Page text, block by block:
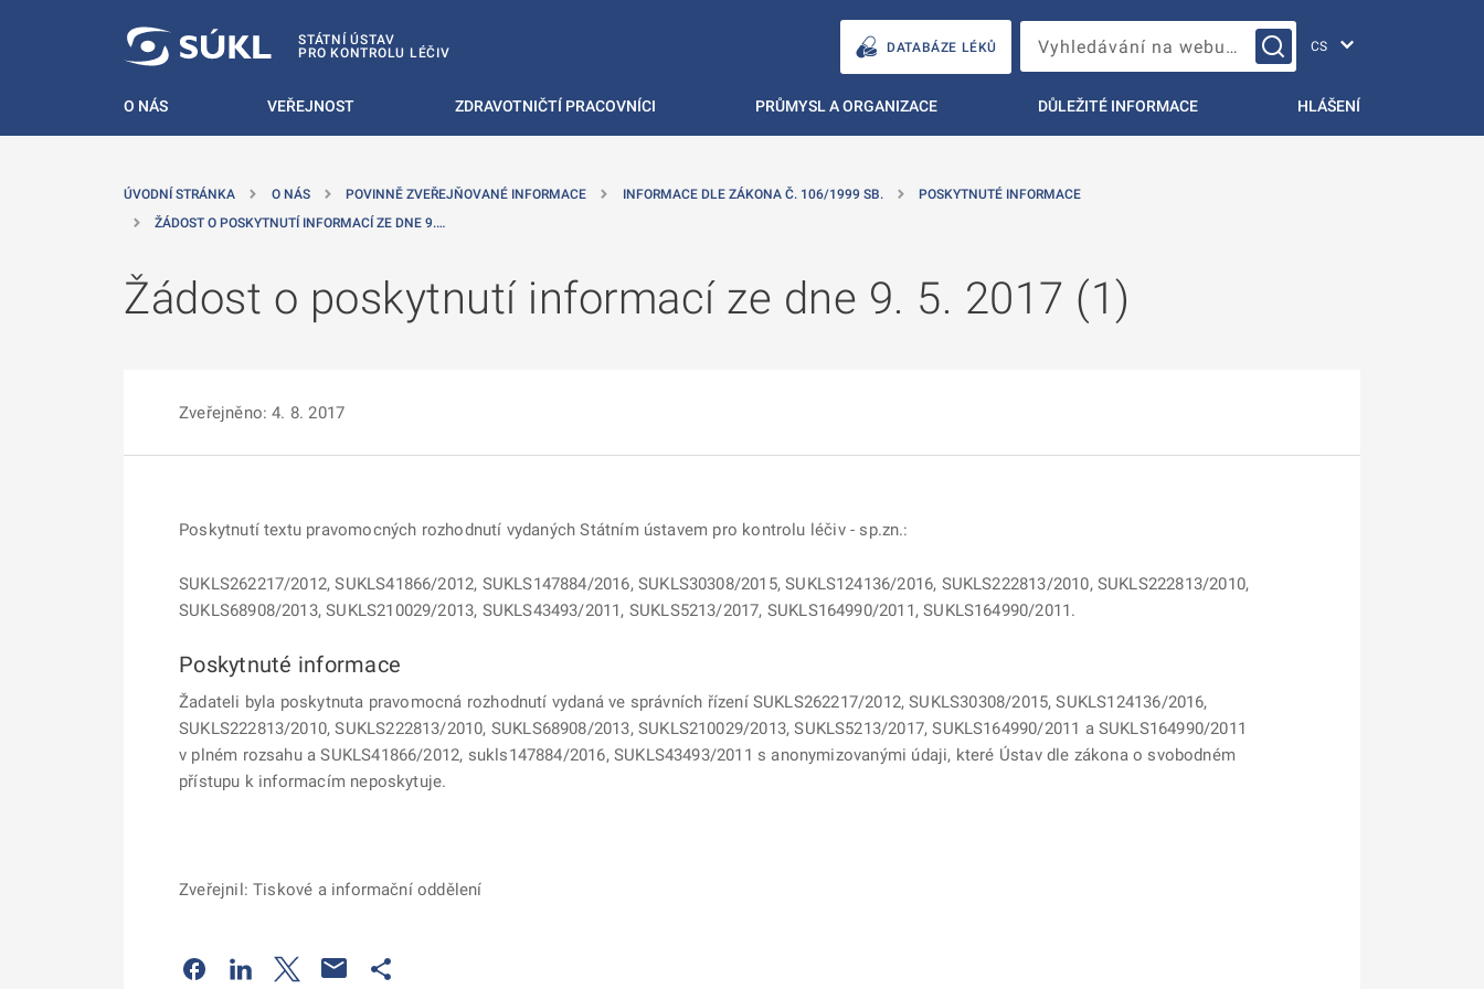
STÁTNÍ ÚSTAV
PRO KONTROLU LÉČIV
DATABÁZE LÉKŮ Vyhledávání na webu…
O NÁS VEŘEJNOST ZDRAVOTNIČTÍ PRACOVNÍCI PRŮMYSL A ORGANIZACE DŮLEŽITÉ INFORMACE HLÁŠENÍ
ÚVODNÍ STRÁNKA O NÁS POVINNĚ ZVEŘEJŇOVANÉ INFORMACE INFORMACE DLE ZÁKONA Č. 106/1999 SB.
POSKYTNUTÉ INFORMACE
ŽÁDOST O POSKYTNUTÍ INFORMACÍ ZE DNE 9.…
Žádost o poskytnutí informací ze dne 9. 5. 2017 (1)
Zveřejněno: 4. 8. 2017
Poskytnutí textu pravomocných rozhodnutí vydaných Státním ústavem pro kontrolu léčiv - sp.zn.:
SUKLS262217/2012, SUKLS41866/2012, SUKLS147884/2016, SUKLS30308/2015, SUKLS124136/2016, SUKLS222813/2010, SUKLS222813/2010,
SUKLS68908/2013, SUKLS210029/2013, SUKLS43493/2011, SUKLS5213/2017, SUKLS164990/2011, SUKLS164990/2011.
Poskytnuté informace
Žadateli byla poskytnuta pravomocná rozhodnutí vydaná ve správních řízení SUKLS262217/2012, SUKLS30308/2015, SUKLS124136/2016,
SUKLS222813/2010, SUKLS222813/2010, SUKLS68908/2013, SUKLS210029/2013, SUKLS5213/2017, SUKLS164990/2011 a SUKLS164990/2011
v plném rozsahu aSUKLS41866/2012, sukls147884/2016, SUKLS43493/2011 s anonymizovanými údaji, které Ústav dle zákona o svobodném
přístupu k informacím neposkytuje.
Zveřejnil: Tiskové a informační oddělení
Odkaz se otevře na nové kartě
Odkaz se otevře na nové kartě
Odkaz se otevře na nové kartě